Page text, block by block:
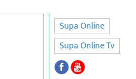
Supa Online
Supa Online Tv